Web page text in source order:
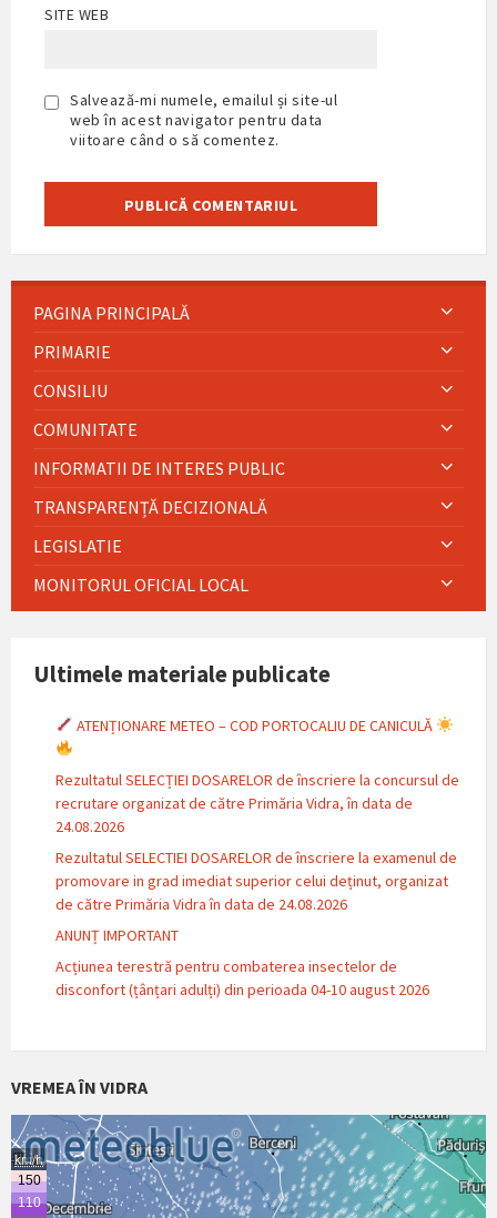
SITE WEB
Salvează-mi numele, emailul și site-ul
web în acest navigator pentru data
viitoare când o să comentez.
PAGINA PRINCIPALĂ
PRIMARIE
CONSILIU
COMUNITATE
INFORMATII DE INTERES PUBLIC
TRANSPARENȚĂ DECIZIONALĂ
LEGISLATIE
MONITORUL OFICIAL LOCAL
Ultimele materiale publicate
ATENȚIONARE METEO – COD PORTOCALIU DE CANICULĂ
Rezultatul SELECȚIEI DOSARELOR de înscriere la concursul de
recrutare organizat de către Primăria Vidra, în data de
24.08.2026
Rezultatul SELECTIEI DOSARELOR de înscriere la examenul de
promovare in grad imediat superior celui deținut, organizat
de către Primăria Vidra în data de 24.08.2026
ANUNȚ IMPORTANT
Acțiunea terestră pentru combaterea insectelor de
disconfort (țânțari adulți) din perioada 04-10 august 2026
VREMEA ÎN VIDRA